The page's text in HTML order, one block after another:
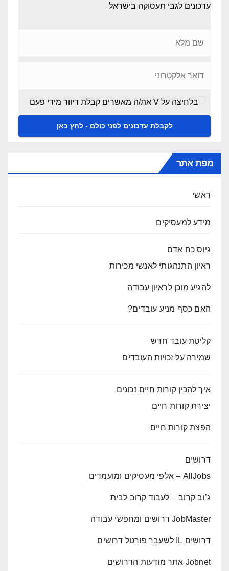
עדכונים לגבי תעסוקה בישראל
בלחיצה על V את/ה מאשרים קבלת דיוור מידי פעם
מפת אתר
ראשי
מידע למעסיקים
גיוס כח אדם
ראיון התנהגותי לאנשי מכירות
להגיע מוכן לראיון עבודה
האם כסף מניע עובדים?
קליטת עובד חדש
שמירה על זכויות העובדים
איך להכין קורות חיים נכונים
יצירת קורות חיים
הפצת קורות חיים
דרושים
AllJobs – אלפי מעסיקים ומועמדים
ג’וב קרוב – לעבוד קרוב לבית
JobMaster דרושים ומחפשי עבודה
דרושים IL לשעבר פורטל דרושים
Jobnet אתר מודעות הדרושים